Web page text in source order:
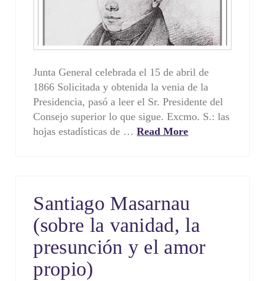
Junta General celebrada el 15 de abril de
1866 Solicitada y obtenida la venia de la
Presidencia, pasó a leer el Sr. Presidente del
Consejo superior lo que sigue. Excmo. S.: las
hojas estadísticas de …Read More
Santiago Masarnau
(sobre la vanidad, la
presunción y el amor
propio)